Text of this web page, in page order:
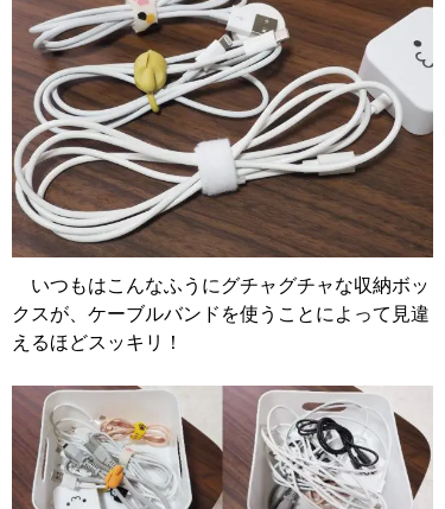
いつもはこんなふうにグチャグチャな収納ボッ
クスが、ケーブルバンドを使うことによって見違
えるほどスッキリ！